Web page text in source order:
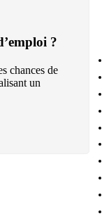
?
chances de
un